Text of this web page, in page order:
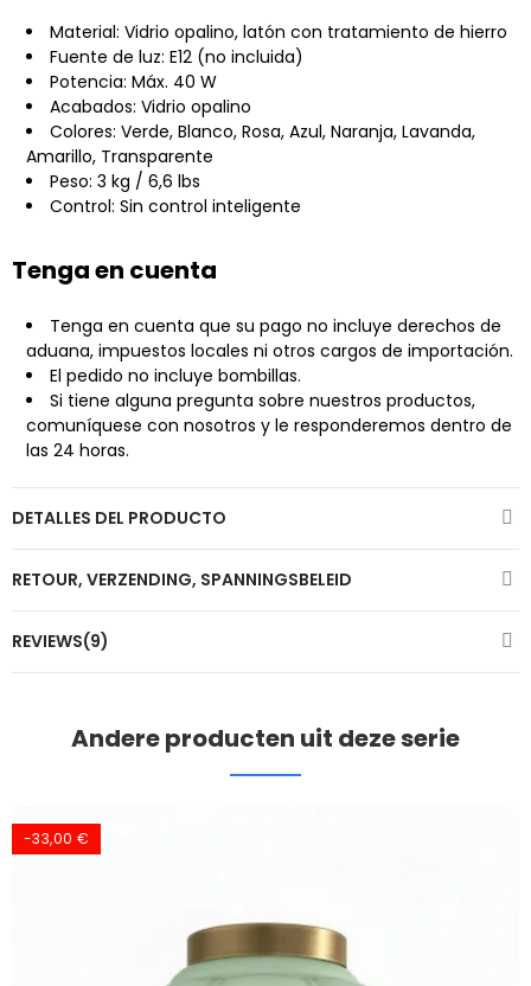
Material: Vidrio opalino, latón con tratamiento de hierro
Fuente de luz: E12 (no incluida)
Potencia: Máx. 40 W
Acabados: Vidrio opalino
Colores: Verde, Blanco, Rosa, Azul, Naranja, Lavanda,
Amarillo, Transparente
Peso: 3 kg / 6,6 lbs
Control: Sin control inteligente
Tenga en cuenta
Tenga en cuenta que su pago no incluye derechos de
aduana, impuestos locales ni otros cargos de importación.
El pedido no incluye bombillas.
Si tiene alguna pregunta sobre nuestros productos,
comuníquese con nosotros y le responderemos dentro de
las 24 horas.
DETALLES DEL PRODUCTO
RETOUR, VERZENDING, SPANNINGSBELEID
REVIEWS(9)
Andere producten uit deze serie
-33,00 €